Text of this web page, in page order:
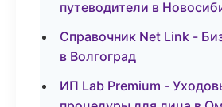
путеводители в
Справочник Net Link -
в Волгоград
ИП Lab Premium -